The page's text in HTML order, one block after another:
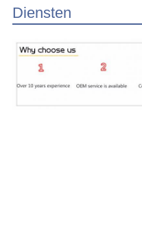
Diensten